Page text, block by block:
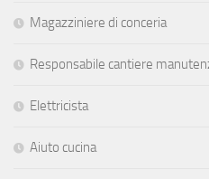
Magazziniere di conceria
Responsabile cantiere
Elettricista
Aiuto cucina